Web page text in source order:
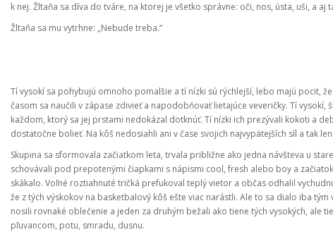
k nej. Žltaňa sa díva do tváre, na ktorej je všetko správne: oči, nos, ústa, uši, a aj
Žltaňa sa mu vytrhne: „Nebude treba.“
Tí vysokí sa pohybujú omnoho pomalšie a tí nízki sú rýchlejší, lebo majú pocit,
časom sa naučili v zápase zdivieť a napodobňovať lietajúce veveričky. Tí
každom, ktorý sa jej prstami nedokázal dotknúť. Tí nízki ich prezývali kokoti a
dostatočne bolieť. Na kôš nedosiahli ani v čase svojich najvypätejších síl a tak
Skupina sa sformovala začiatkom leta, trvala približne ako jedna návšteva u
schovávali pod prepotenými čiapkami s nápismi cool, fresh alebo boy a
skákalo. Voľné roztiahnuté tričká prefukoval teplý vietor a občas odhalil
že z tých výskokov na basketbalový kôš ešte viac narástli. Ale to sa dialo iba
nosili rovnaké oblečenie a jeden za druhým bežali ako tiene tých vysokých, ale
pľuvancom, potu, smradu, dusnu.